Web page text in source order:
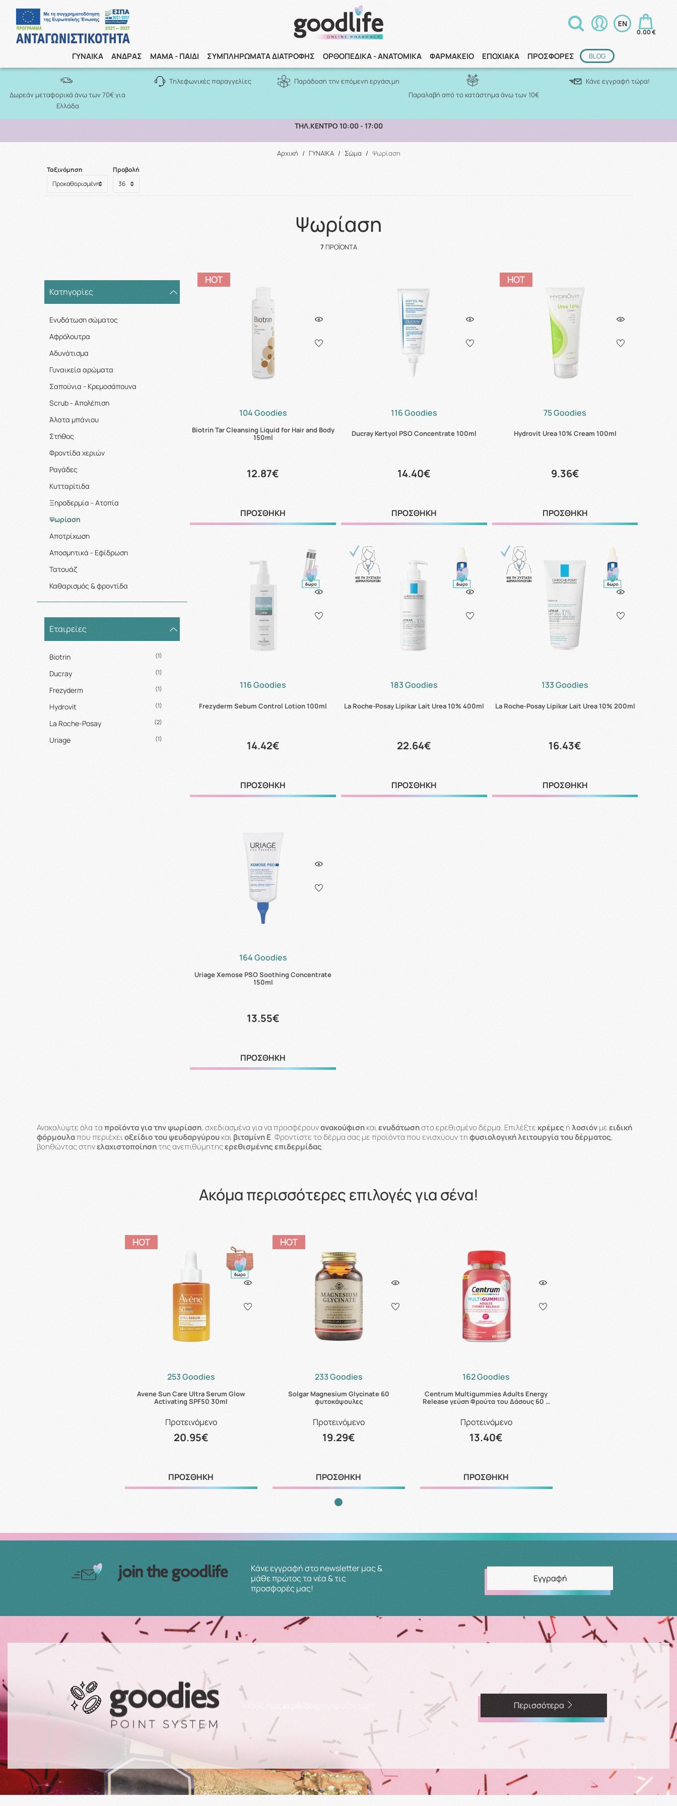
0.00 €
ΓΥΝΑΙΚΑ ΑΝΔΡΑΣ ΜΑΜΑ - ΠΑΙΔΙ ΣΥΜΠΛΗΡΩΜΑΤΑ ΔΙΑΤΡΟΦΗΣ ΟΡΘΟΠΕΔΙΚΑ - ΑΝΑΤΟΜΙΚΑ ΦΑΡΜΑΚΕΙΟ ΕΠΟΧΙΑΚΑ ΠΡΟΣΦΟΡΕΣ BLOG
Αναζήτηση
Δωρεάν μεταφορικά άνω των 70€ για
Ελλάδα
Τηλεφωνικές παραγγελίες
Παράδοση την επόμενη εργάσιμη
Παραλαβή από το κατάστημα άνω των 10€
Κάνε εγγραφή τώρα!
ΠΑΡΑΛΑΒΗ ΑΠΟ ΤΟ ΚΑΤΑΣΤΗΜΑ ΑΝΩ ΤΩΝ 10€
Αρχική / ΓΥΝΑΙΚΑ / Σώμα / Ψωρίαση
Ταξινόμηση Προβολή
Ψωρίαση
7ΠΡΟΪΌΝΤΑ
Κατηγορίες
Ενυδάτωση σώματος
Αφρόλουτρα
Αδυνάτισμα
Γυναικεία αρώματα
Σαπούνια - Κρεμοσάπουνα
Scrub - Απολέπιση
Άλατα μπάνιου
Στήθος
Φροντίδα χεριών
Ραγάδες
Κυτταρίτιδα
Ξηροδερμία - Ατοπία
Ψωρίαση
Αποτρίχωση
Αποσμητικά - Εφίδρωση
Τατουάζ
Καθαρισμός & φροντίδα
Εταιρείες
Biotrin (1)
Ducray (1)
Frezyderm (1)
Hydrovit (1)
La Roche-Posay (2)
Uriage (1)
104 Goodies
Biotrin Tar Cleansing Liquid for Hair and Body
150ml
12.87€
ΠΡΟΣΘΗΚΗ
116 Goodies
Ducray Kertyol PSO Concentrate 100ml
14.40€
ΠΡΟΣΘΗΚΗ
75 Goodies
Hydrovit Urea 10% Cream 100ml
9.36€
ΠΡΟΣΘΗΚΗ
116 Goodies
Frezyderm Sebum Control Lotion 100ml
14.42€
ΠΡΟΣΘΗΚΗ
183 Goodies
La Roche-Posay Lipikar Lait Urea 10% 400ml
22.64€
ΠΡΟΣΘΗΚΗ
133 Goodies
La Roche-Posay Lipikar Lait Urea 10% 200ml
16.43€
ΠΡΟΣΘΗΚΗ
164 Goodies
Uriage Xemose PSO Soothing Concentrate
150ml
13.55€
ΠΡΟΣΘΗΚΗ
Ανακαλύψτε όλα ταπροϊόντα για την ψωρίαση, σχεδιασμένα για να προσφέρουνανακούφισηκαιενυδάτωσηστο ερεθισμένο δέρμα. Επιλέξτε κρέμες ήλοσιόνμεειδική
φόρμουλαπου περιέχειοξείδιο του ψευδαργύρουκαιβιταμίνη Ε. Φροντίστε το δέρμα σας με προϊόντα που ενισχύουν τηφυσιολογική λειτουργία του δέρματος,
βοηθώντας στηνελαχιστοποίησητης ανεπιθύμητηςερεθισμένης επιδερμίδας.
Ακόμα περισσότερες επιλογές για σένα!
253 Goodies
Avene Sun Care Ultra Serum Glow
Activating SPF50 30ml
Προτεινόμενο
20.95€
ΠΡΟΣΘΗΚΗ
233 Goodies
Solgar Magnesium Glycinate 60
φυτοκάψουλες
Προτεινόμενο
19.29€
ΠΡΟΣΘΗΚΗ
162 Goodies
Centrum Multigummies Adults Energy
Release γεύση Φρούτα του Δάσους 60 …
Προτεινόμενο
13.40€
ΠΡΟΣΘΗΚΗ
Κάνε εγγραφή στο newsletter μας &
μάθε πρώτος τα νέα & τις
προσφορές μας!
Εγγραφή
Μάθε πως Περισσότερα